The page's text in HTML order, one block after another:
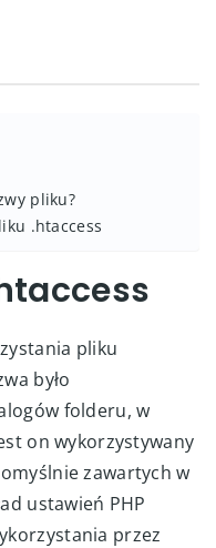
pliku?
.htaccess
pliku
było
folderu, w
on wykorzystywany
zawartych w
ustawień PHP
przez